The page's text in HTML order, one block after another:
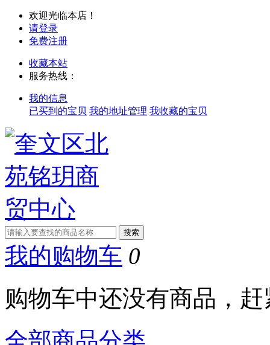
欢迎光临本店！
请登录
免费注册
收藏本站
服务热线：
我的信息
已买到的宝贝 我的地址管理 我收藏的宝贝
我的购物车 0
购物车中还没有商品，